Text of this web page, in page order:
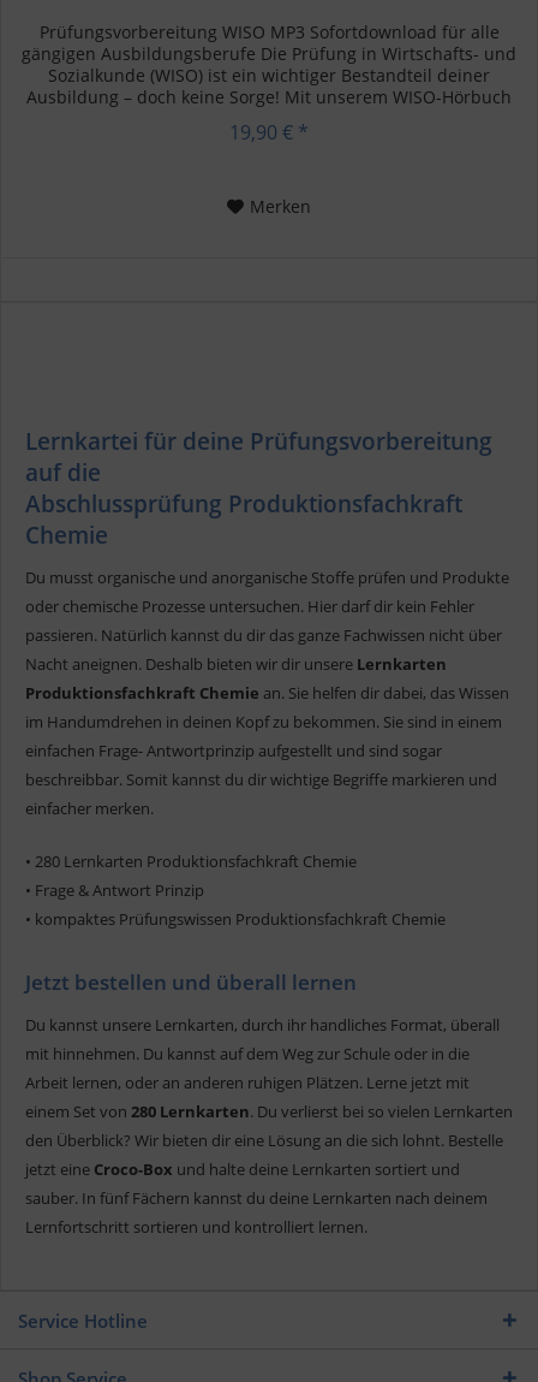
Prüfungsvorbereitung WISO MP3 Sofortdownload für alle
gängigen Ausbildungsberufe Die Prüfung in Wirtschafts- und
Sozialkunde (WISO) ist ein wichtiger Bestandteil deiner
Ausbildung – doch keine Sorge! Mit unserem WISO-Hörbuch
19,90 € *
Merken
Lernkartei für deine Prüfungsvorbereitung
auf die
Abschlussprüfung Produktionsfachkraft
Chemie
Du musst organische und anorganische Stoffe prüfen und Produkte
oder chemische Prozesse untersuchen. Hier darf dir kein Fehler
passieren. Natürlich kannst du dir das ganze Fachwissen nicht über
Nacht aneignen. Deshalb bieten wir dir unsere Lernkarten
Produktionsfachkraft Chemie an. Sie helfen dir dabei, das Wissen
im Handumdrehen in deinen Kopf zu bekommen. Sie sind in einem
einfachen Frage- Antwortprinzip aufgestellt und sind sogar
beschreibbar. Somit kannst du dir wichtige Begriffe markieren und
einfacher merken.
• 280 Lernkarten Produktionsfachkraft Chemie
• Frage & Antwort Prinzip
• kompaktes Prüfungswissen Produktionsfachkraft Chemie
Jetzt bestellen und überall lernen
Du kannst unsere Lernkarten, durch ihr handliches Format, überall
mit hinnehmen. Du kannst auf dem Weg zur Schule oder in die
Arbeit lernen, oder an anderen ruhigen Plätzen. Lerne jetzt mit
einem Set von 280 Lernkarten. Du verlierst bei so vielen Lernkarten
den Überblick? Wir bieten dir eine Lösung an die sich lohnt. Bestelle
jetzt eine Croco-Box und halte deine Lernkarten sortiert und
sauber. In fünf Fächern kannst du deine Lernkarten nach deinem
Lernfortschritt sortieren und kontrolliert lernen.
Service Hotline